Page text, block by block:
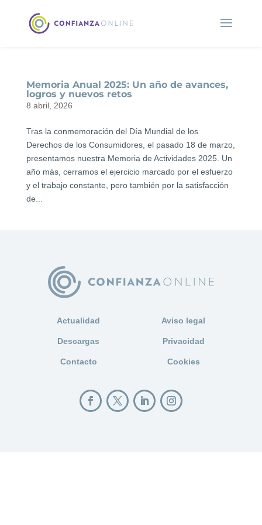
Memoria Anual 2025: Un año de avances,
logros y nuevos retos
8 abril, 2026
Tras la conmemoración del Día Mundial de los
Derechos de los Consumidores, el pasado 18 de marzo,
presentamos nuestra Memoria de Actividades 2025. Un
año más, cerramos el ejercicio marcado por el esfuerzo
y el trabajo constante, pero también por la satisfacción
de...
Actualidad
Descargas
Contacto
Aviso legal
Privacidad
Cookies